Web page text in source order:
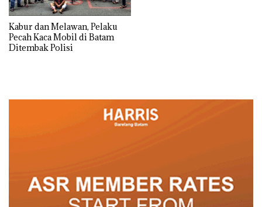
Kabur dan Melawan, Pelaku
Pecah Kaca Mobil di Batam
Ditembak Polisi